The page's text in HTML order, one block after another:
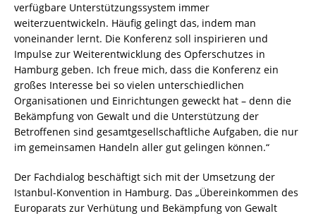
verfügbare Unterstützungssystem immer
weiterzuentwickeln. Häufig gelingt das, indem man
voneinander lernt. Die Konferenz soll inspirieren und
Impulse zur Weiterentwicklung des Opferschutzes in
Hamburg geben. Ich freue mich, dass die Konferenz ein
großes Interesse bei so vielen unterschiedlichen
Organisationen und Einrichtungen geweckt hat – denn die
Bekämpfung von Gewalt und die Unterstützung der
Betroffenen sind gesamtgesellschaftliche Aufgaben, die nur
im gemeinsamen Handeln aller gut gelingen können.“
Der Fachdialog beschäftigt sich mit der Umsetzung der
Istanbul-Konvention in Hamburg. Das „Übereinkommen des
Europarats zur Verhütung und Bekämpfung von Gewalt